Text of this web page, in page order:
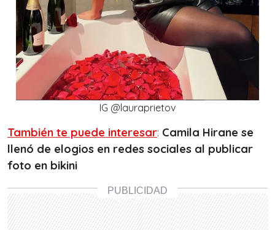
IG @lauraprietov
También te puede interesar: Camila Hirane se
llenó de elogios en redes sociales al publicar
foto en bikini